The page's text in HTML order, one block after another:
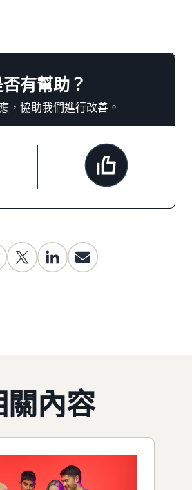
有幫助？
，協助我們進行改善。
關內容